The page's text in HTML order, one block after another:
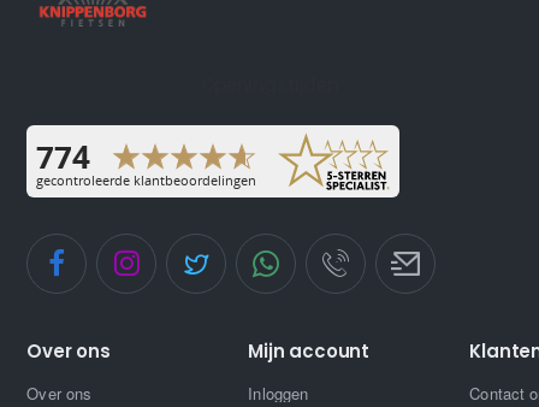
Over ons
Over ons
Mijn account
Inloggen
Contact